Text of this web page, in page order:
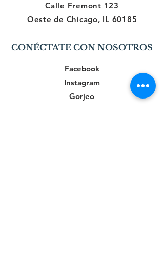
Calle Fremont 123
Oeste de Chicago, IL 60185
CONÉCTATE CON NOSOTROS
Facebook
Instagram
Gorjeo